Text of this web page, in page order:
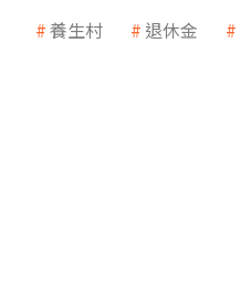
養生村 退休金